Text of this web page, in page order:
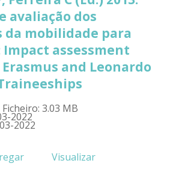
avaliação dos
da mobilidade para
Impact assessment
and Leonardo
3.03 MB
2022
2022
Visualizar